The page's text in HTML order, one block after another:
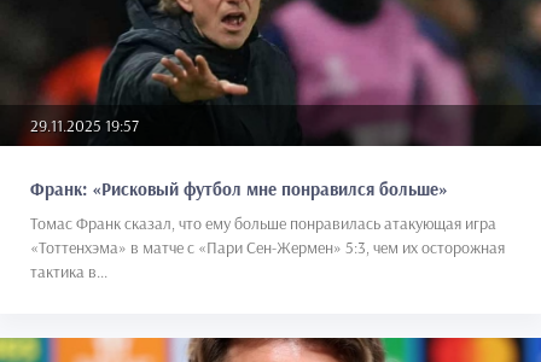
29.11.2025 19:57
Франк: «Рисковый футбол мне понравился больше»
Томас Франк сказал, что ему больше понравилась атакующая игра
«Тоттенхэма» в матче с «Пари Сен-Жермен» 5:3, чем их осторожная
тактика в...